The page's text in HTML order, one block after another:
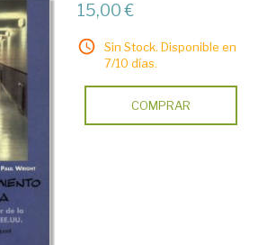
15,00 €
Sin Stock. Disponible en
7/10 días.
COMPRAR